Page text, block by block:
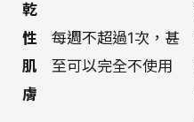
乾
性
肌
膚
每週不超過1次，甚
至可以完全不使用